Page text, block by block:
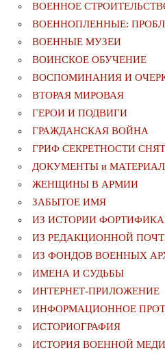
ВОЕННОЕ
ВОЕННОПЛЕННЫЕ:
ВОЕННЫЕ МУЗЕИ
ВОИНСКОЕ ОБУЧЕНИЕ
ВОСПОМИНАНИЯ И
ВТОРАЯ МИРОВАЯ
ГЕРОИ И ПОДВИГИ
ГРАЖДАНСКАЯ ВОЙНА
ГРИФ СЕКРЕТНОСТИ СНЯТ
ДОКУМЕНТЫ и
ЖЕНЩИНЫ В АРМИИ
ЗАБЫТОЕ ИМЯ
ИЗ ИСТОРИИ
ИЗ РЕДАКЦИОННОЙ
ИЗ ФОНДОВ ВОЕННЫХ
ИМЕНА И СУДЬБЫ
ИНТЕРНЕТ-ПРИЛОЖЕНИЕ
ИНФОРМАЦИОННОЕ
ИСТОРИОГРАФИЯ
ИСТОРИЯ ВОЕННОЙ